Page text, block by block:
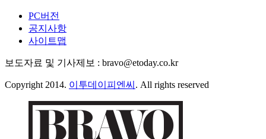
PC버전
공지사항
사이트맵
보도자료 및 기사제보 : bravo@etoday.co.kr
Copyright 2014. 이투데이피엔씨 . All rights reserved